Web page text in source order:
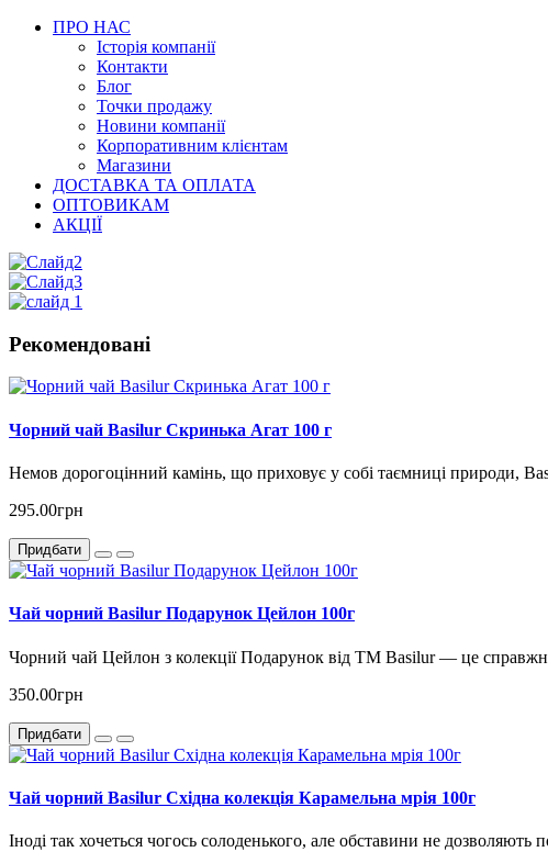
ПРО НАС
Історія компанії
Контакти
Блог
Точки продажу
Новини компанії
Корпоративним клієнтам
Магазини
ДОСТАВКА ТА ОПЛАТА
ОПТОВИКАМ
АКЦІЇ
Рекомендовані
Чорний чай Basilur Скринька Агат 100 г
Немов дорогоцінний камінь, що приховує у собі таємниці природи,
295.00грн
Придбати
Чай чорний Basilur Подарунок Цейлон 100г
Чорний чай Цейлон з колекції Подарунок від ТМ Basilur — це
350.00грн
Придбати
Чай чорний Basilur Східна колекція Карамельна мрія 100г
Іноді так хочеться чогось солоденького, але обставини не дозволяють